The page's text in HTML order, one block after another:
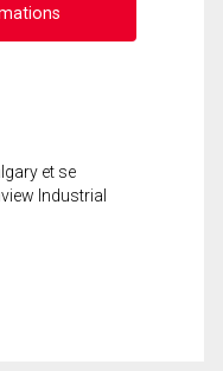
et se
Industrial